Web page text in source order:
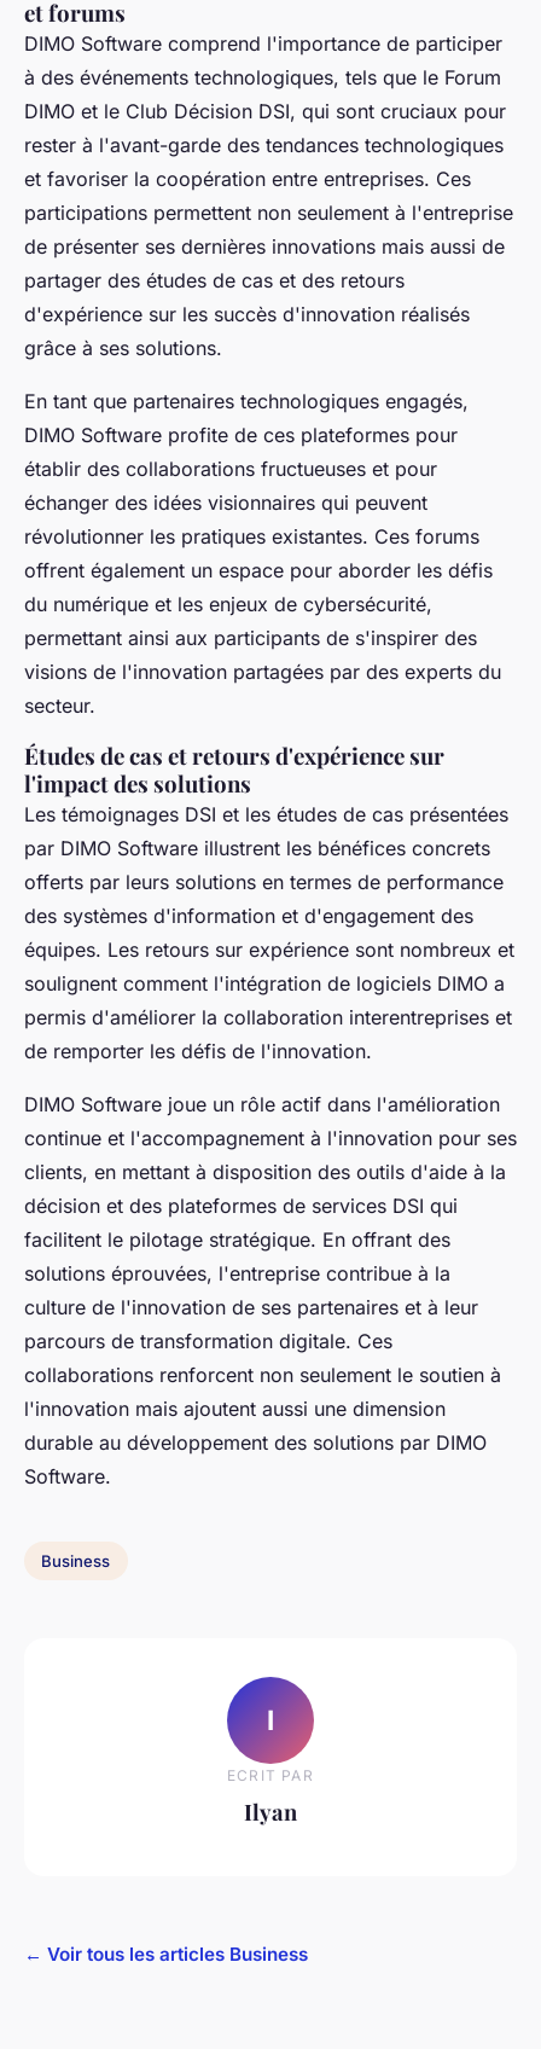
et forums
DIMO Software comprend l'importance de participer
à des événements technologiques, tels que le Forum
DIMO et le Club Décision DSI, qui sont cruciaux pour
rester à l'avant-garde des tendances technologiques
et favoriser la coopération entre entreprises. Ces
participations permettent non seulement à l'entreprise
de présenter ses dernières innovations mais aussi de
partager des études de cas et des retours
d'expérience sur les succès d'innovation réalisés
grâce à ses solutions.
En tant que partenaires technologiques engagés,
DIMO Software profite de ces plateformes pour
établir des collaborations fructueuses et pour
échanger des idées visionnaires qui peuvent
révolutionner les pratiques existantes. Ces forums
offrent également un espace pour aborder les défis
du numérique et les enjeux de cybersécurité,
permettant ainsi aux participants de s'inspirer des
visions de l'innovation partagées par des experts du
secteur.
Études de cas et retours d'expérience sur
l'impact des solutions
Les témoignages DSI et les études de cas présentées
par DIMO Software illustrent les bénéfices concrets
offerts par leurs solutions en termes de performance
des systèmes d'information et d'engagement des
équipes. Les retours sur expérience sont nombreux et
soulignent comment l'intégration de logiciels DIMO a
permis d'améliorer la collaboration interentreprises et
de remporter les défis de l'innovation.
DIMO Software joue un rôle actif dans l'amélioration
continue et l'accompagnement à l'innovation pour ses
clients, en mettant à disposition des outils d'aide à la
décision et des plateformes de services DSI qui
facilitent le pilotage stratégique. En offrant des
solutions éprouvées, l'entreprise contribue à la
culture de l'innovation de ses partenaires et à leur
parcours de transformation digitale. Ces
collaborations renforcent non seulement le soutien à
l'innovation mais ajoutent aussi une dimension
durable au développement des solutions par DIMO
Software.
Business
I
ECRIT PAR
Ilyan
← Voir tous les articles Business